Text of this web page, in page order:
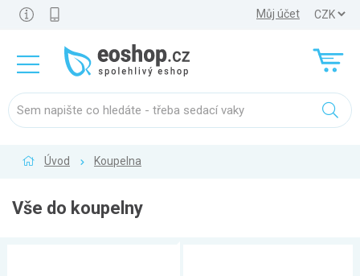
Můj účet
Úvod Koupelna
Vše do koupelny